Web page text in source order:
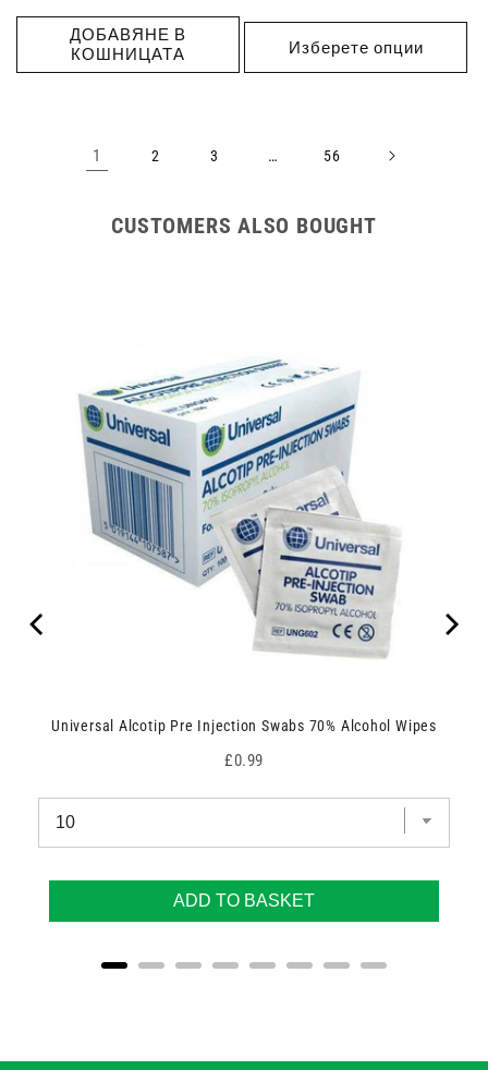
цена
ДОБАВЯНЕ В
КОШНИЦАТА
Изберете опции
1 2 3 … 56
CUSTOMERS ALSO BOUGHT
Universal Alcotip Pre Injection Swabs 70% Alcohol Wipes
Price
£0.99
ADD TO BASKET